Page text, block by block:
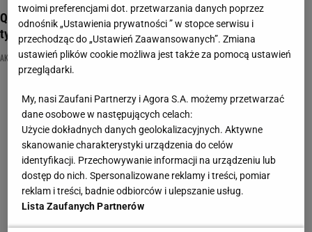
Quiz inny niż wszystkie. Trzy nazwiska, jedno imię. Maks
tylko dla fanów
AKTORKI CELEBRYCI FANI
twoimi preferencjami dot. przetwarzania danych poprzez
odnośnik „Ustawienia prywatności ” w stopce serwisu i
przechodząc do „Ustawień Zaawansowanych”. Zmiana
ustawień plików cookie możliwa jest także za pomocą ustawień
przeglądarki.
My, nasi Zaufani Partnerzy i Agora S.A. możemy przetwarzać
dane osobowe w następujących celach:
Użycie dokładnych danych geolokalizacyjnych. Aktywne
skanowanie charakterystyki urządzenia do celów
identyfikacji. Przechowywanie informacji na urządzeniu lub
dostęp do nich. Spersonalizowane reklamy i treści, pomiar
reklam i treści, badnie odbiorców i ulepszanie usług.
Lista Zaufanych Partnerów